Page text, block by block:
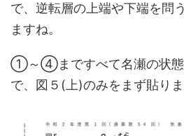
で、逆転層の上端や下端を問
ますね。
①～④まですべて名瀬の状態
で、図５(上)のみをまず貼りま